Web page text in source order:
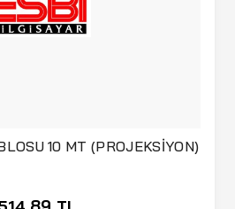
10 MT (PROJEKSİYON)